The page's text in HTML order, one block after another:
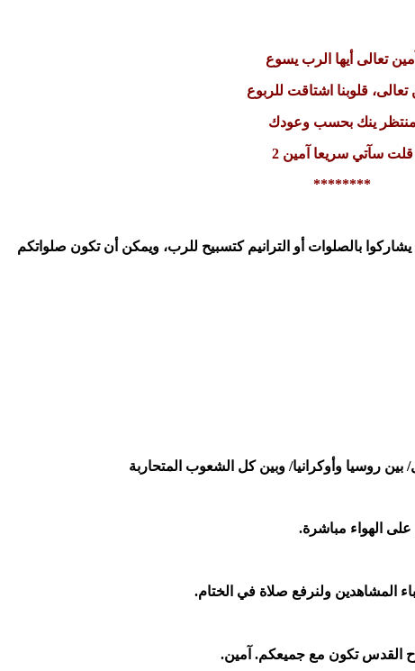
آمين تعالى أيها الرب يسوع
تعالى، قلوبنا اشتاقت للربوع
منتظر ينك بحسب وعودك
قلت سآتي سريعا آمين 2
********
بالصلوات أو الترانيم كتسبيح للرب، ويمكن أن تكون صلواتكم
بين روسيا وأوكرانيا/ وبين كل الشعوب المتحاربة
المشاهدين ولنرفع صلاة في الختام.
القدس تكون مع جميعكم. آمين.